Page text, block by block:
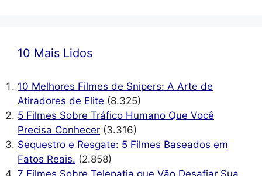
10 Mais Lidos
10 Melhores Filmes de Snipers: A Arte de
Atiradores de Elite (8.325)
5 Filmes Sobre Tráfico Humano Que Você
Precisa Conhecer (3.316)
Sequestro e Resgate: 5 Filmes Baseados em
Fatos Reais. (2.858)
7 Filmes Sobre Telepatia que Vão Desafiar Sua